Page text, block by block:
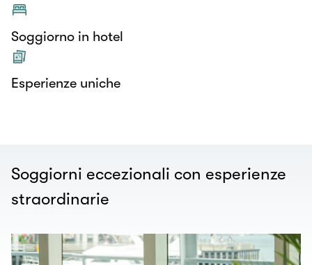
Soggiorno in hotel
Esperienze uniche
Soggiorni eccezionali con esperienze
straordinarie